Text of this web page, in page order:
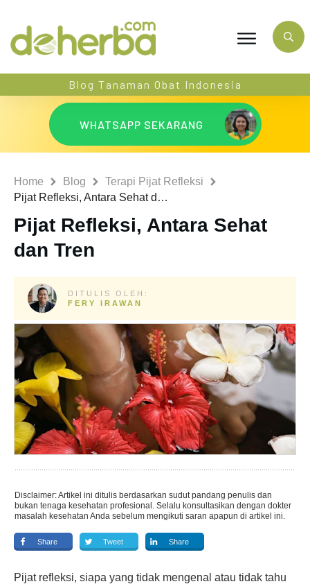
Blog Tanaman Obat Indonesia
WHATSAPP SEKARANG
Home Blog
Terapi Pijat Refleksi
Pijat Refleksi, Antara Sehat dan Tren
Pijat Refleksi, Antara Sehat
dan Tren
DITULIS OLEH:
FERY IRAWAN
Disclaimer: Artikel ini ditulis berdasarkan sudut pandang penulis dan
bukan tenaga kesehatan profesional. Selalu konsultasikan dengan dokter
masalah kesehatan Anda sebelum mengikuti saran apapun di artikel ini.
Share Tweet Share
Pijat refleksi, siapa yang tidak mengenal atau tidak tahu